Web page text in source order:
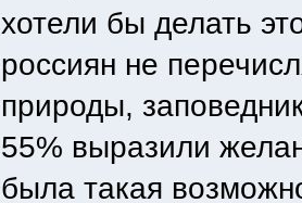
хотели бы делать
россиян не
природы,
55% выразили
была такая